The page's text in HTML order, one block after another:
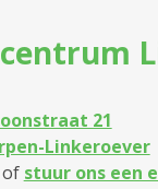
21
Linkeroever
stuur ons een